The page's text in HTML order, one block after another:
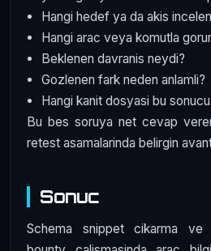
Hangi hedef ya da akis
Hangi arac veya komutla
Beklenen davranis neydi?
Gozlenen fark neden anlamli?
Hangi kanit dosyasi bu
Bu bes soruya net cevap
retest asamalarinda belirgin
Sonuc
Schema snippet cikarma ve